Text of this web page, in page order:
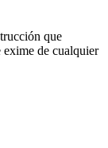
que
de cualquier